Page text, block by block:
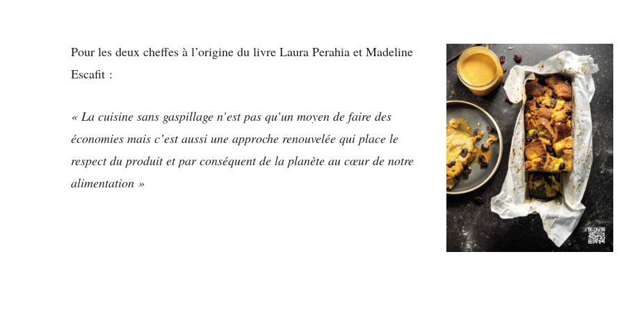
Pour les deux cheffes à l’origine du livre Laura Perahia et Madeline
Escafit :
« La cuisine sans gaspillage n’est pas qu’un moyen de faire des
économies mais c’est aussi une approche renouvelée qui place le
respect du produit et par conséquent de la planète au cœur de notre
alimentation »